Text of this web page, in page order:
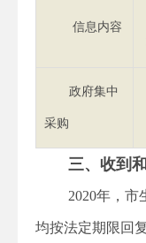
信息内容
政府集中
采购
三、收到
2020年，市
均按法定期限回复